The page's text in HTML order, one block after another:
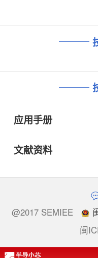
应用手册
文献资料
@2017 SEMIEE
闽